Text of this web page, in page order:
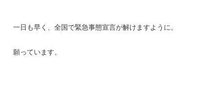
一日も早く、全国で緊急事態宣言が解けますように。
願っています。